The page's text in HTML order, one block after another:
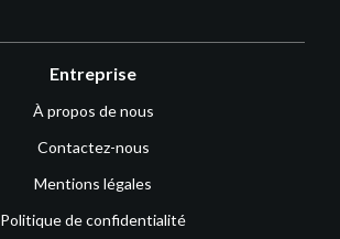
Entreprise
À propos de nous
Contactez-nous
Mentions légales
Politique de confidentialité